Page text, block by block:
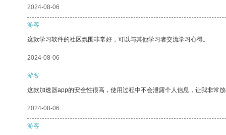
2024-08-06
游客
这款学习软件的社区氛围非常好，可以与其他学习者交流学习心得。
2024-08-06
游客
这款加速器app的安全性很高，使用过程中不会泄露个人信息，让我非常
2024-08-06
游客